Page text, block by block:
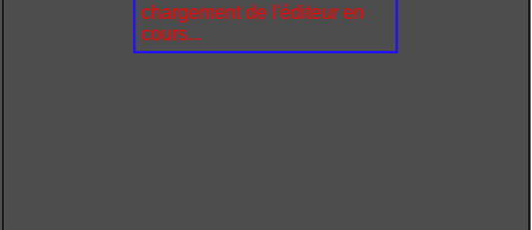
chargement de l'éditeur en
cours...